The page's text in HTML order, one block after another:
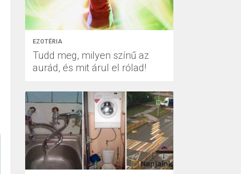
EZOTÉRIA
Tudd meg, milyen színű az
aurád, és mit árul el rólad!